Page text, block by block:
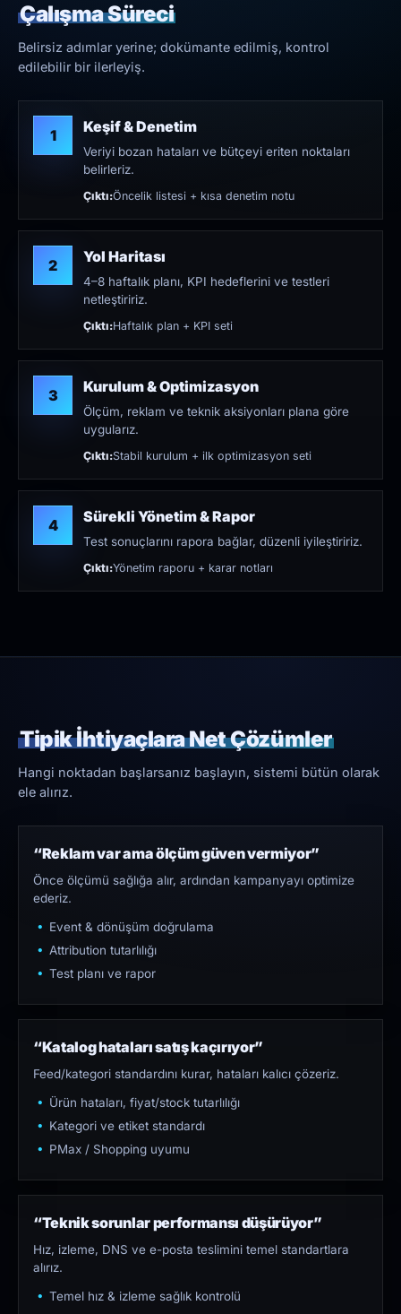
Çalışma Süreci
Belirsiz adımlar yerine; dokümante edilmiş, kontrol
edilebilir bir ilerleyiş.
1 Keşif & Denetim
Veriyi bozan hataları ve bütçeyi eriten noktaları
belirleriz.
Çıktı:Öncelik listesi + kısa denetim notu
2 Yol Haritası
4–8 haftalık planı, KPI hedeflerini ve testleri
netleştiririz.
Çıktı:Haftalık plan + KPI seti
3 Kurulum & Optimizasyon
Ölçüm, reklam ve teknik aksiyonları plana göre
uygularız.
Çıktı:Stabil kurulum + ilk optimizasyon seti
4 Sürekli Yönetim & Rapor
Test sonuçlarını rapora bağlar, düzenli iyileştiririz.
Çıktı:Yönetim raporu + karar notları
Tipik İhtiyaçlara Net Çözümler
Hangi noktadan başlarsanız başlayın, sistemi bütün olarak
ele alırız.
“Reklam var ama ölçüm güven vermiyor”
Önce ölçümü sağlığa alır, ardından kampanyayı optimize
ederiz.
Event & dönüşüm doğrulama
Attribution tutarlılığı
Test planı ve rapor
“Katalog hataları satış kaçırıyor”
Feed/kategori standardını kurar, hataları kalıcı çözeriz.
Ürün hataları, fiyat/stock tutarlılığı
Kategori ve etiket standardı
PMax / Shopping uyumu
“Teknik sorunlar performansı düşürüyor”
Hız, izleme, DNS ve e-posta teslimini temel standartlara
alırız.
Temel hız & izleme sağlık kontrolü